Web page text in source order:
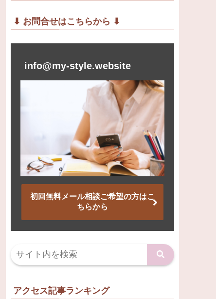
⬇︎ お問合せはこちらから ⬇︎
info@my-style.website
初回無料メール相談ご希望の方はこ
ちらから
アクセス記事ランキング